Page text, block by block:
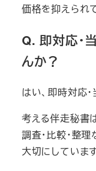
価格を抑えられ
Q. 即対応・
んか？
はい、即時対応
考える伴走秘書は
調査・比較・整理
大切にしています